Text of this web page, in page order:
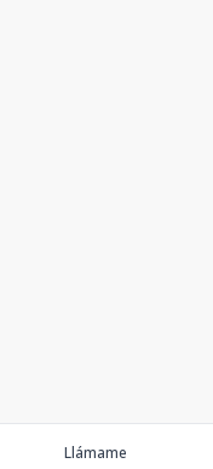
Llámame